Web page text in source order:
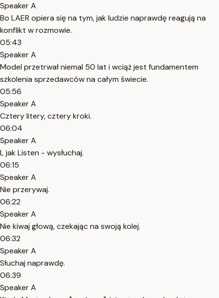
Speaker A
Bo LAER opiera się na tym, jak ludzie naprawdę reagują na
konflikt w rozmowie.
05:43
Speaker A
Model przetrwał niemal 50 lat i wciąż jest fundamentem
szkolenia sprzedawców na całym świecie.
05:56
Speaker A
Cztery litery, cztery kroki.
06:04
Speaker A
L jak Listen - wysłuchaj.
06:15
Speaker A
Nie przerywaj.
06:22
Speaker A
Nie kiwaj głową, czekając na swoją kolej.
06:32
Speaker A
Słuchaj naprawdę.
06:39
Speaker A